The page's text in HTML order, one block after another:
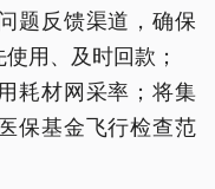
题反馈渠道，确保
用、及时回款；
耗材网采率；将集
保基金飞行检查范